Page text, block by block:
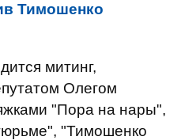
Тимошенко
митинг,
Олегом
"Пора на нары",
"Тимошенко